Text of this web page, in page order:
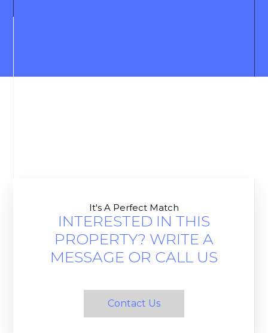
It's A Perfect Match
INTERESTED IN THIS
PROPERTY? WRITE A
MESSAGE OR CALL US
Contact Us